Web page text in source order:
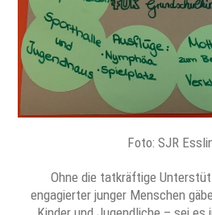
Foto: SJR
Ohne die tatkräftige
engagierter junger Menschen